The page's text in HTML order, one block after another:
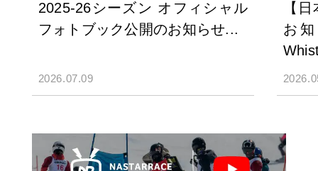
2025-26シーズン オフィシャル
フォトブック公開のお知らせ...
2026.07.09
【
お